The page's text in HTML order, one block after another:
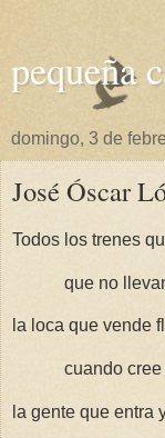
pequeña
domingo, 3 de
José Óscar
Todos los trenes
que no
la loca que vende
cuando
la gente que entra